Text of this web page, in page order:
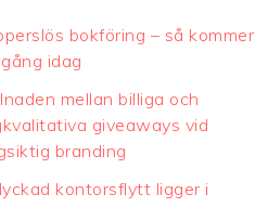
bokföring – så kommer
idag
mellan billiga och
giveaways vid
branding
kontorsflytt ligger i